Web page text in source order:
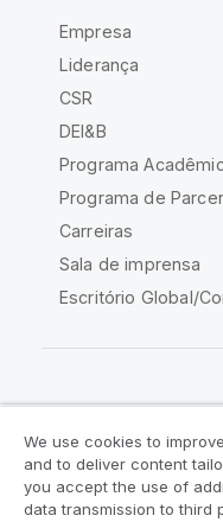
Empresa
Liderança
CSR
DEI&B
Programa
Programa de
Carreiras
Sala de imprensa
Escritório Global/
Acordos legais
Legal Policies
We use cookies to
and to deliver content
you accept the use of
data transmission to third